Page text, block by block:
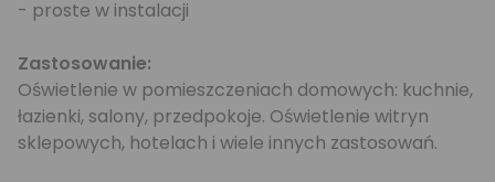
- proste w instalacji
Zastosowanie:
Oświetlenie w pomieszczeniach domowych: kuchnie,
łazienki, salony, przedpokoje. Oświetlenie witryn
sklepowych, hotelach i wiele innych zastosowań.